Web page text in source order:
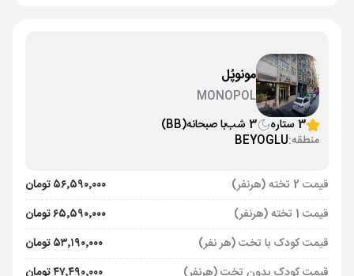
مونوپُل
MONOPOL
3 ستاره
3 شب با صبحانه(BB)
منطقه:BEYOGLU
قیمت 2 تخته (هرنفر)
۵۶٬۵۹۰٬۰۰۰ تومان
قیمت 1 تخته (هرنفر)
۶۵٬۵۹۰٬۰۰۰ تومان
قیمت کودک با تخت (هر نفر)
۵۳٬۱۹۰٬۰۰۰ تومان